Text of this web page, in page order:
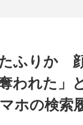
たふりか
われた」
ホの検索